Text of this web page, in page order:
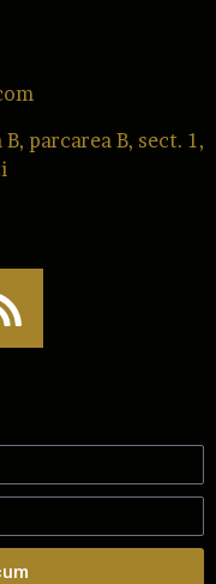
parcarea B, sect. 1,